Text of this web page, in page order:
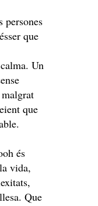
persones
que
Un
que
és
vida,
Que